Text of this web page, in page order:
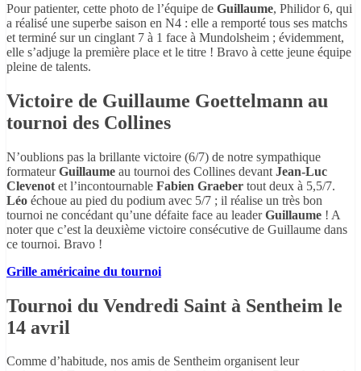
Pour patienter, cette photo de l’équipe de Guillaume, Philidor 6, qui
a réalisé une superbe saison en N4 : elle a remporté tous ses matchs
et terminé sur un cinglant 7 à 1 face à Mundolsheim ; évidemment,
elle s’adjuge la première place et le titre ! Bravo à cette jeune équipe
pleine de talents.
Victoire de Guillaume Goettelmann au
tournoi des Collines
N’oublions pas la brillante victoire (6/7) de notre sympathique
formateurGuillaume au tournoi des Collines devant Jean-Luc
Clevenot et l’incontournable Fabien Graeber tout deux à 5,5/7.
Léo échoue au pied du podium avec 5/7 ; il réalise un très bon
tournoi ne concédant qu’une défaite face au leaderGuillaume ! A
noter que c’est la deuxième victoire consécutive de Guillaume dans
ce tournoi. Bravo !
Grille américaine du tournoi
Tournoi du Vendredi Saint à Sentheim le
14 avril
Comme d’habitude, nos amis de Sentheim organisent leur